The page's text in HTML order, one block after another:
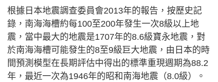
根據日本地震調查委員會2013年的報告，按歷史記
錄，南海海槽約每100至200年發生一次8級以上地
震，當中最大的地震是1707年的8.6級寶永地震，對
於南海海槽可能發生的8至9級巨大地震，由日本的時
間預測模型在長期評估中得出的標準重現週期為88.2
年，最近一次為1946年的昭和南海地震（8.0級）。